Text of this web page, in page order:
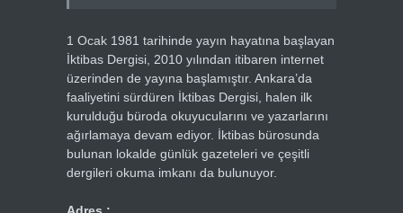
1 Ocak 1981 tarihinde yayın hayatına başlayan
İktibas Dergisi, 2010 yılından itibaren internet
üzerinden de yayına başlamıştır. Ankara’da
faaliyetini sürdüren İktibas Dergisi, halen ilk
kurulduğu büroda okuyucularını ve yazarlarını
ağırlamaya devam ediyor. İktibas bürosunda
bulunan lokalde günlük gazeteleri ve çeşitli
dergileri okuma imkanı da bulunuyor.